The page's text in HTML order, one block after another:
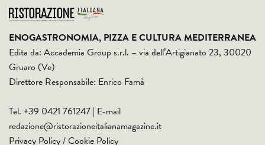
ENOGASTRONOMIA, PIZZA E CULTURA MEDITERRANEA
Edita da: Accademia Group s.r.l. – via dell’Artigianato 23, 30020
Gruaro (Ve)
Direttore Responsabile: Enrico Famà
Tel. +39 0421 761247 | E-mail
redazione@ristorazioneitalianamagazine.it
Privacy Policy/Cookie Policy